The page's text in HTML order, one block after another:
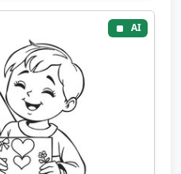
AI